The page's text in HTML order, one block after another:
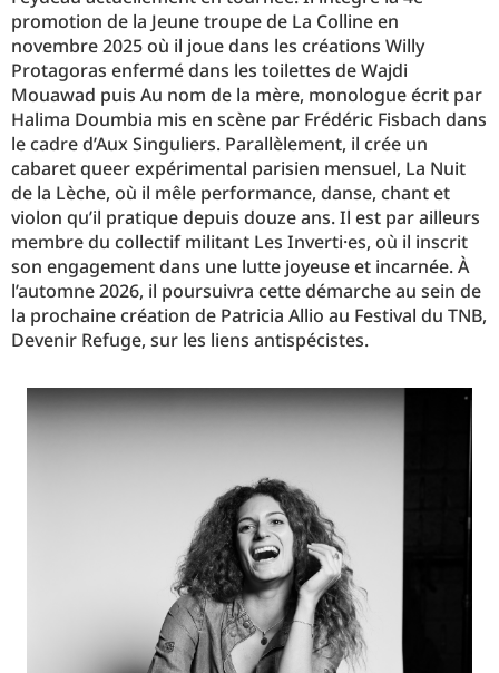
promotion de la Jeune troupe de La Colline en
novembre 2025 où il joue dans les créations Willy
Protagoras enfermé dans les toilettes de Wajdi
Mouawad puis Au nom de la mère, monologue écrit par
Halima Doumbia mis en scène par Frédéric Fisbach dans
le cadre d’Aux Singuliers. Parallèlement, il crée un
cabaret queer expérimental parisien mensuel, La Nuit
de la Lèche, où il mêle performance, danse, chant et
violon qu’il pratique depuis douze ans. Il est par ailleurs
membre du collectif militant Les Inverti·es, où il inscrit
son engagement dans une lutte joyeuse et incarnée. À
l’automne 2026, il poursuivra cette démarche au sein de
la prochaine création de Patricia Allio au Festival du TNB,
Devenir Refuge, sur les liens antispécistes.